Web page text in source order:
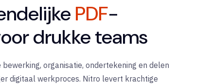
PDF-
drukke teams
organisatie, ondertekening en delen
digitaal werkproces. Nitro levert krachtige